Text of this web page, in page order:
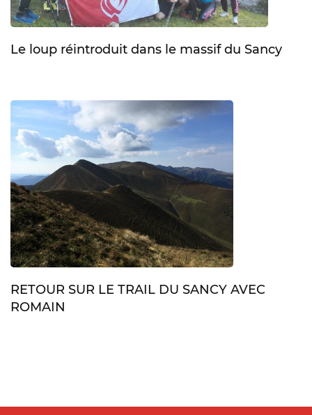
Le loup réintroduit dans le massif du Sancy
RETOUR SUR LE TRAIL DU SANCY AVEC
ROMAIN